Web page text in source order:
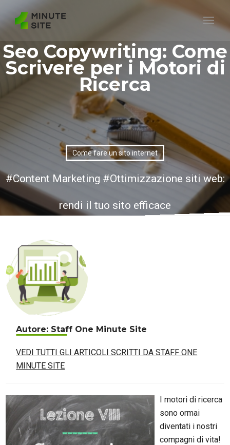
Seo Copywriting: Come
Scrivere per i Motori di
Ricerca
Come fare un sito internet
Content Marketing Ottimizzazione siti web:
rendi il tuo sito efficace
Autore: Staff One Minute Site
VEDI TUTTI GLI ARTICOLI SCRITTI DA STAFF ONE
MINUTE SITE
I motori di ricerca
sono ormai
diventati i nostri
compagni di vita!